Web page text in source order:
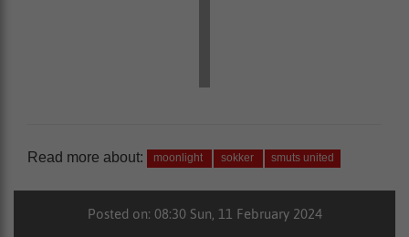
Read more about: moonlight sokker smuts united
Posted on: 08:30 Sun, 11 February 2024